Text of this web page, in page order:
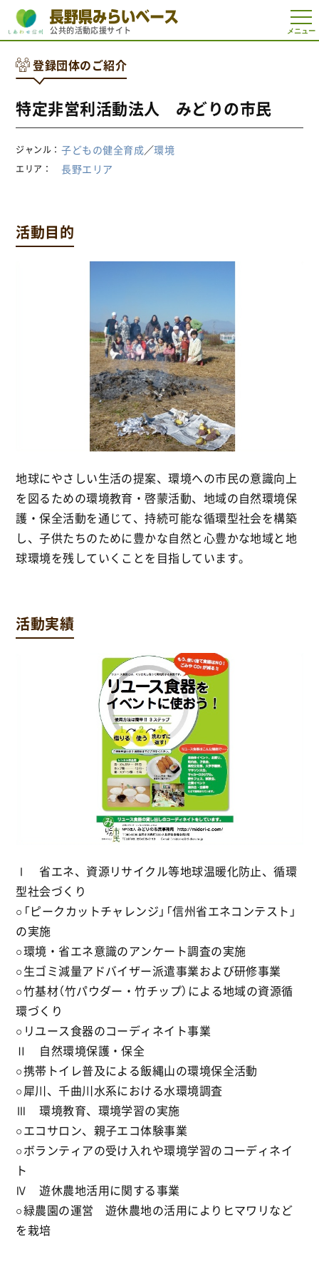
t
o
g
公共的活動応援サイト
登録団体のご紹介
特定非営利活動法人 みどりの市民
ジャンル 子どもの健全育成／環境
エリア 長野エリア
活動目的
地球にやさしい生活の提案、環境への市民の意識向上
を図るための環境教育・啓蒙活動、地域の自然環境保
護・保全活動を通じて、持続可能な循環型社会を構築
し、子供たちのために豊かな自然と心豊かな地域と地
球環境を残していくことを目指しています。
活動実績
Ⅰ 省エネ、資源リサイクル等地球温暖化防止、循環
型社会づくり
○「ピークカットチャレンジ」「信州省エネコンテスト」
の実施
○環境・省エネ意識のアンケート調査の実施
○生ゴミ減量アドバイザー派遣事業および研修事業
○竹基材（竹パウダー・竹チップ）による地域の資源循
環づくり
○リユース食器のコーディネイト事業
Ⅱ 自然環境保護・保全
○携帯トイレ普及による飯縄山の環境保全活動
○犀川、千曲川水系における水環境調査
Ⅲ 環境教育、環境学習の実施
○エコサロン、親子エコ体験事業
○ボランティアの受け入れや環境学習のコーディネイ
ト
Ⅳ 遊休農地活用に関する事業
○緑農園の運営 遊休農地の活用によりヒマワリなど
を栽培